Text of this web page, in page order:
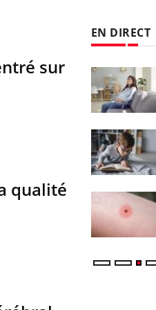
sur
qualité
EN DIRECT
: pourquoi
manger moins de